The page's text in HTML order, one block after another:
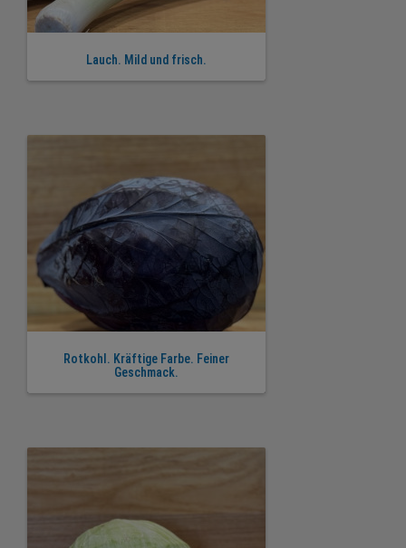
Lauch. Mild und frisch.
Rotkohl. Kräftige Farbe. Feiner
Geschmack.